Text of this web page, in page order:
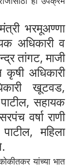
भरमूअण्णा
अधिकारी व
तांगट, माजी
अधिकारी
खूटवड,
सहायक
वर्षा राणी
महिला
यांच्या भात